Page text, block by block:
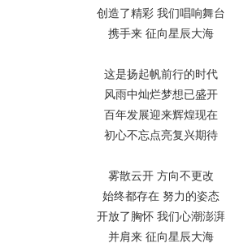
创造了精彩 我们唱响舞台
携手来 征向星辰大海
这是扬起帆前行的时代
风雨中灿烂梦想已盛开
百年发展迎来辉煌现在
初心不忘点亮复兴期待
雾散云开 方向不更改
始终都存在 努力的姿态
开放了胸怀 我们心潮澎湃
并肩来 征向星辰大海